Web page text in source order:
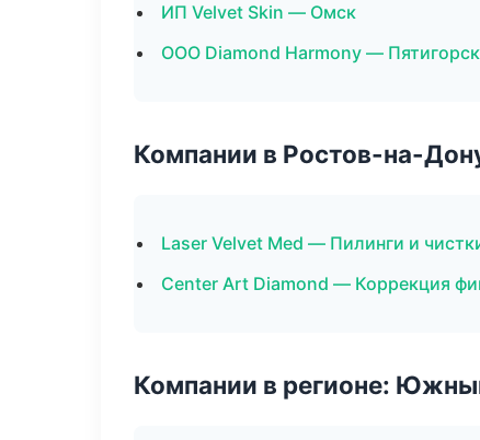
ИП Velvet Skin — Омск
ООО Diamond Harmony — Пятигорск
Компании в Ростов-на-
Laser Velvet Med — Пилинги и
Center Art Diamond — Коррекция
Компании в регионе: